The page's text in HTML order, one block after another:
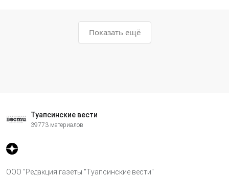
Показать ещё
Туапсинские вести
39773 материалов
ООО "Редакция газеты "Туапсинские вести"